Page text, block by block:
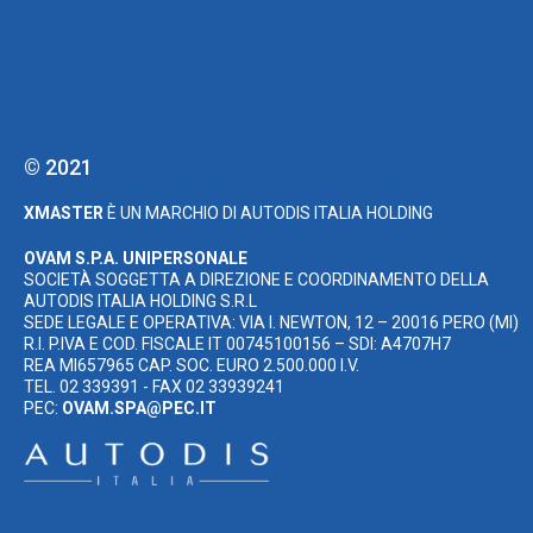
© 2021
XMASTER È UN MARCHIO DI AUTODIS ITALIA HOLDING
OVAM S.P.A. UNIPERSONALE
SOCIETÀ SOGGETTA A DIREZIONE E COORDINAMENTO DELLA
AUTODIS ITALIA HOLDING S.R.L
SEDE LEGALE E OPERATIVA: VIA I. NEWTON, 12 – 20016 PERO (MI)
R.I. P.IVA E COD. FISCALE IT 00745100156 – SDI: A4707H7
REA MI657965 CAP. SOC. EURO 2.500.000 I.V.
TEL. 02 339391 - FAX 02 33939241
PEC: OVAM.SPA@PEC.IT